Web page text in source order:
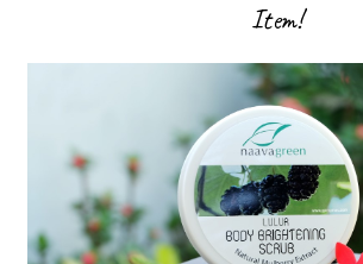
Item!